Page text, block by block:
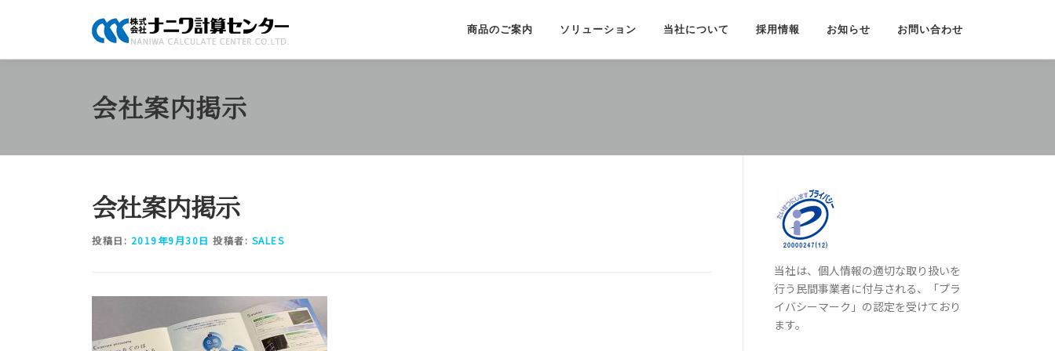
ン
ッ
商品のご案内 ソリューション 当社について 採用情報 お知らせ お問い合わせ
会社案内掲示
会社案内掲示
投稿日: 2019年9月30日 投稿者: SALES
当社は、個人情報の適切な取り扱いを
行う民間事業者に付与される、「プラ
イバシーマーク」の認定を受けており
ます。